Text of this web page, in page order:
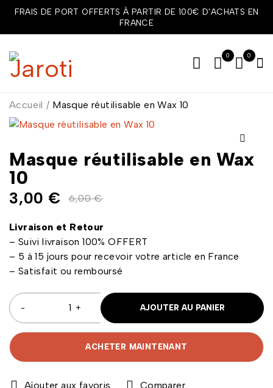
FRAIS DE PORT OFFERTS À PARTIR DE 100€ D'ACHATS EN
FRANCE
0 0
Accueil / Masque réutilisable en Wax 10
Masque réutilisable en Wax
10
6,00€
3,00 €
Livraison et Retour
– Suivi livraison 100% OFFERT
– 5 à 15 jours pour recevoir votre article en France
– Satisfait ou remboursé
AJOUTER AU PANIER
ACHETER MAINTENANT
Comparer